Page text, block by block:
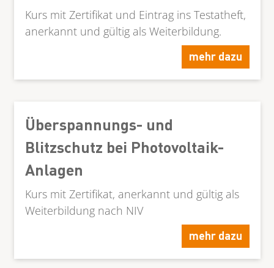
Kurs mit Zertifikat und Eintrag ins Testatheft,
anerkannt und gültig als Weiterbildung.
mehr dazu
Überspannungs- und
Blitzschutz bei Photovoltaik-
Anlagen
Kurs mit Zertifikat, anerkannt und gültig als
Weiterbildung nach NIV
mehr dazu